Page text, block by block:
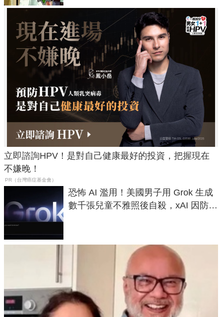
立即諮詢HPV！是對自己健康最好的投資，把握現在
不嫌晚！
PR（台灣癌症基金會）
恐怖 AI 濫用！美國男子用 Grok 生成
數千張兒童不雅照後自殺，xAI 因防護